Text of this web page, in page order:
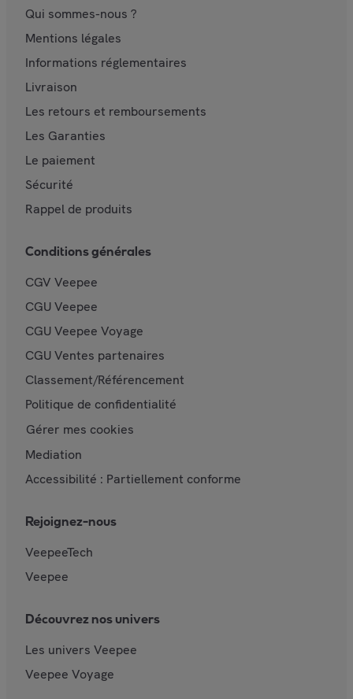
Qui sommes-nous ?
Mentions légales
Informations réglementaires
Livraison
Les retours et remboursements
Les Garanties
Le paiement
Sécurité
Rappel de produits
Conditions générales
CGV Veepee
CGU Veepee
CGU Veepee Voyage
CGU Ventes partenaires
Classement/Référencement
Politique de confidentialité
Gérer mes cookies
Mediation
Accessibilité : Partiellement conforme
Rejoignez-nous
VeepeeTech
Veepee
Découvrez nos univers
Les univers Veepee
Veepee Voyage